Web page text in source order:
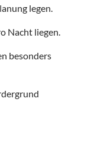
legen.
Nacht liegen.
besonders